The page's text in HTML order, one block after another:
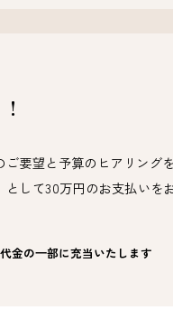
ご要望と予算のヒアリング
して30万円のお支払いを
金の⼀部に充当いたします